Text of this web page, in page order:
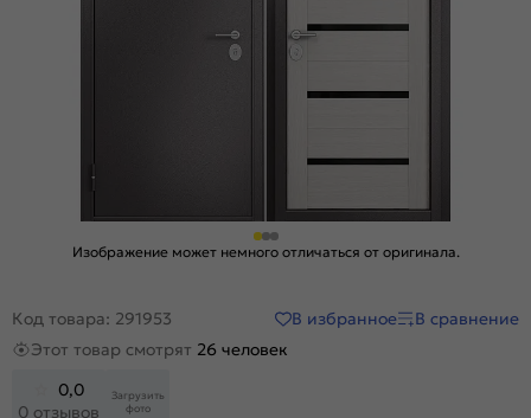
Изображение может немного отличаться от оригинала.
Код товара: 291953 В избранное
В сравнение
Этот товар смотрят 26 человек
0,0
0 отзывов
Загрузить
фото